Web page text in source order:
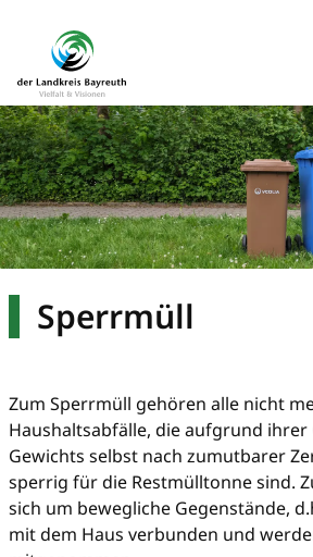
Sperrmüll
Zum Sperrmüll gehören alle nicht
Haushaltsabfälle, die aufgrund
Gewichts selbst nach zumutbarer
sperrig für die Restmülltonne sind.
sich um bewegliche Gegenstände,
mit dem Haus verbunden und